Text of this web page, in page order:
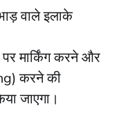
वाले इलाके
मार्किंग करने और
करने की
जाएगा।